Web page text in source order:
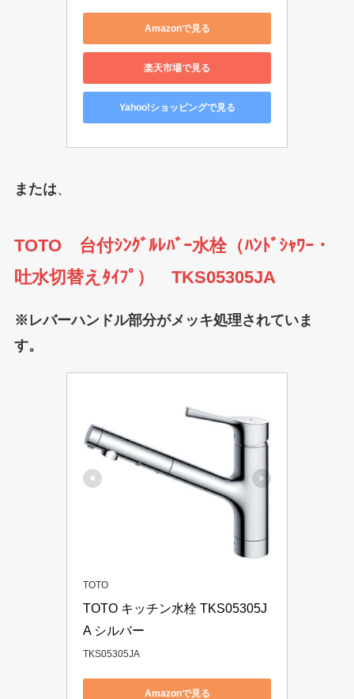
Amazonで見る
楽天市場で見る
Yahoo!ショッピングで見る
または、
TOTO 台付ｼﾝｸﾞﾙﾚﾊﾞｰ水栓（ﾊﾝﾄﾞｼｬﾜｰ・
吐水切替えﾀｲﾌﾟ） TKS05305JA
※レバーハンドル部分がメッキ処理されていま
す。
TOTO
TOTO キッチン水栓 TKS05305J
A シルバー
TKS05305JA
Amazonで見る